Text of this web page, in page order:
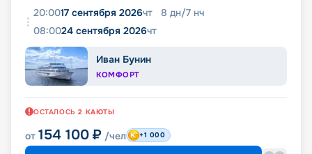
20:0017 сентября 2026чт 8 дн/7 нч
08:0024 сентября 2026чт
Иван Бунин
КОМФОРТ
ОСТАЛОСЬ 2 КАЮТЫ
от 154 100 ₽ /чел +1 000